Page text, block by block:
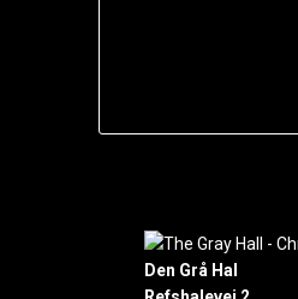
Den Grå Hal